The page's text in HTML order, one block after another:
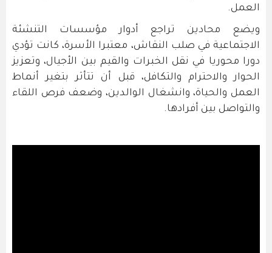
العمل.
ويضع محادين تراجع أدوار مؤسسات التنشئة
الاجتماعية في صلب النقاش، معتبرا الأسرة، كانت تؤدي
دورا محوريا في نقل الخبرات والقيم بين الأجيال، وتعزيز
الحوار والاحترام والتكافل، قبل أن تتأثر بتغير أنماط
العمل والحياة، وانشغال الوالدين، وضعف فرص اللقاء
والتواصل بين أفرادها.